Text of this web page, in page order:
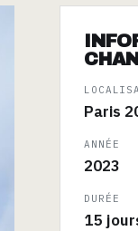
Paris
ANNÉE
2023
DURÉE
15